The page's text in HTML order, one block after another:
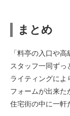
まとめ
「料亭の入口や
スタッフ一同ずっ
ライティングによ
フォームが出来た
住宅街の中に一軒